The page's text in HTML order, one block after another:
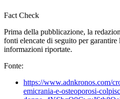
Fact Check
Prima della pubblicazione, la
fonti elencate di seguito per garantire
informazioni riportate.
Fonte:
https://www.adnkronos.com/
emicrania-e-osteoporosi-